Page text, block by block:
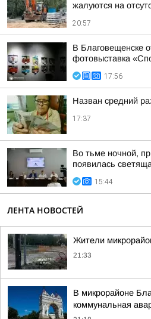
жалуются на
20:57
В Благовещенске
фотовыставка
17:56
Назван средний
17:37
Во тьме ночной,
появилась
15:44
ЛЕНТА НОВОСТЕЙ
Жители
21:33
В микрорайоне
коммунальная